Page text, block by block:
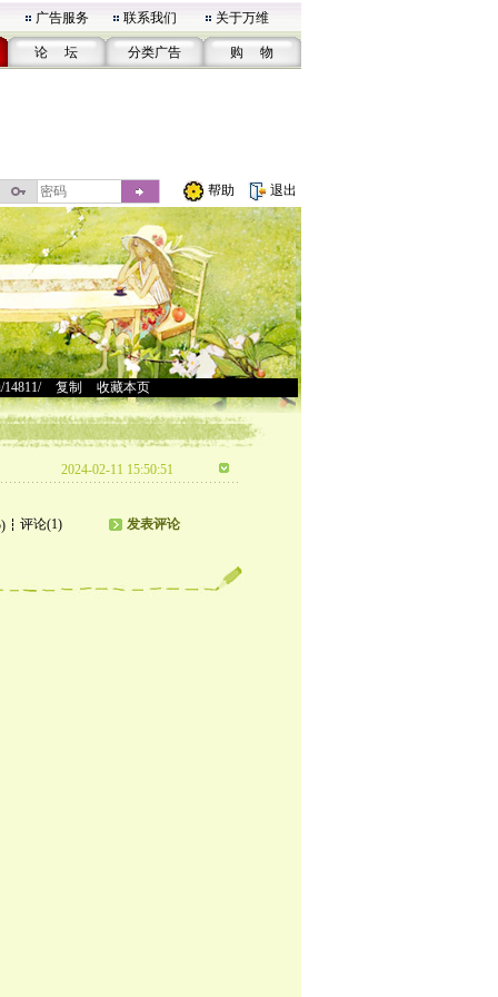
广告服务 联系我们 关于万维
论 坛 分类广告 购 物
帮助 退出
14811/> 复制 收藏本页
2024-02-11 15:50:51
评论(1) 发表评论